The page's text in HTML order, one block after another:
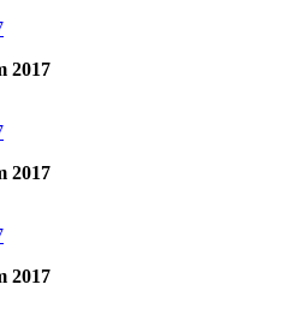
2017
2017
2017